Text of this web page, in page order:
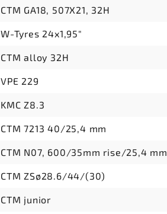
CTM GA18, 507X21, 32H
W-Tyres 24x1,95"
CTM alloy 32H
VPE 229
KMC Z8.3
CTM 7213 40/25,4 mm
CTM N07, 600/35mm rise/25,4 mm
CTM ZSø28.6/44/(30)
CTM junior